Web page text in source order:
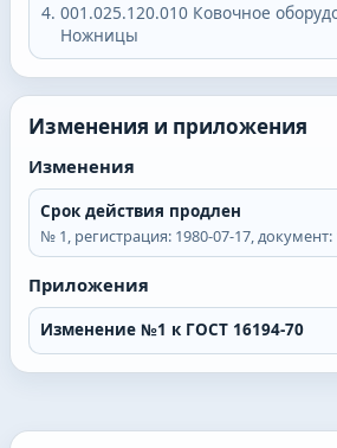
001.025.120.010 Ковочное
Ножницы
Изменения и приложения
Изменения
Срок действия продлен
№ 1, регистрация: 1980-07-17, документ:
Приложения
Изменение №1 к ГОСТ 16194-70